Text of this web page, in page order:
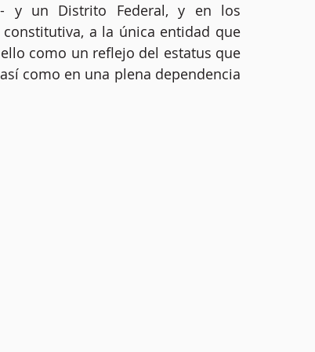
y un Distrito Federal, y en los
a la única entidad que
como un reflejo del estatus que
como en una plena dependencia